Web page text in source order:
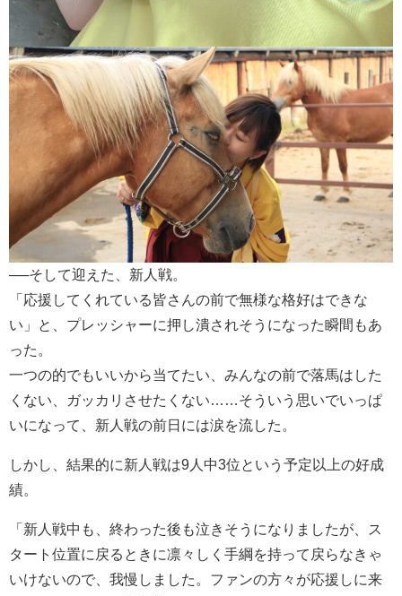
──そして迎えた、新人戦。
「応援してくれている皆さんの前で無様な格好はできな
い」と、プレッシャーに押し潰されそうになった瞬間もあ
った。
一つの的でもいいから当てたい、みんなの前で落馬はした
くない、ガッカリさせたくない……そういう思いでいっぱ
いになって、新人戦の前日には涙を流した。
しかし、結果的に新人戦は9人中3位という予定以上の好成
績。
「新人戦中も、終わった後も泣きそうになりましたが、ス
タート位置に戻るときに凛々しく手綱を持って戻らなきゃ
いけないので、我慢しました。ファンの方々が応援しに来